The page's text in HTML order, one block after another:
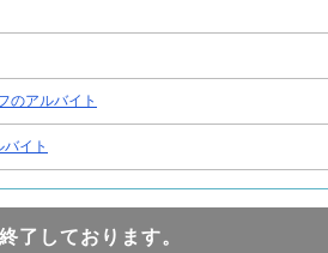
のアルバイト
イト
了しております。